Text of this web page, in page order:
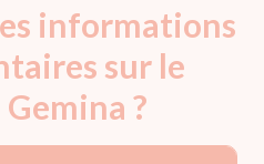
informations
sur le
?